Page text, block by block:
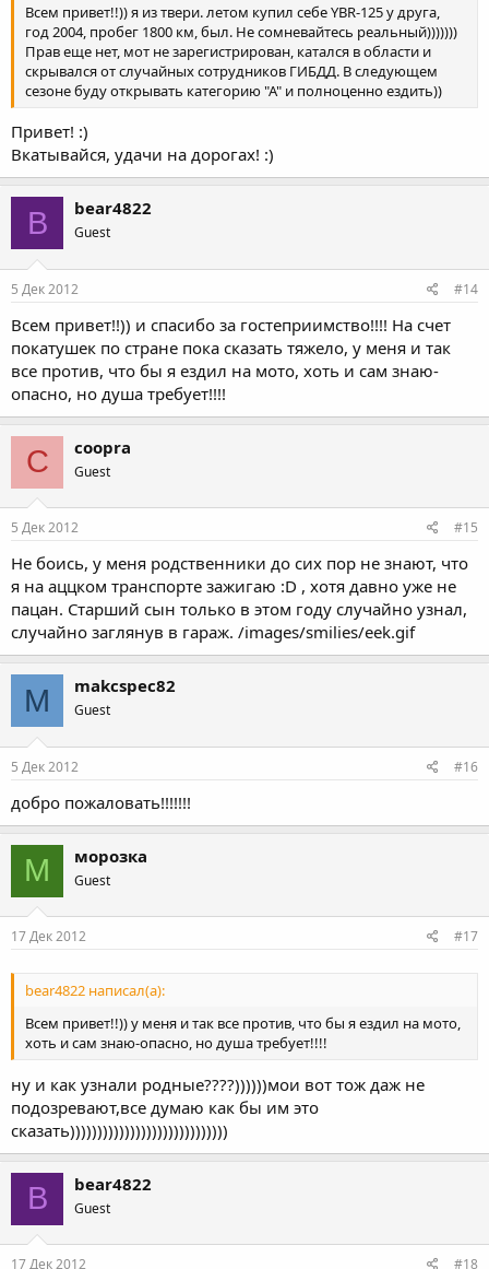
Всем привет!!)) я из твери. летом купил себе YBR-125 у друга,
год 2004, пробег 1800 км, был. Не сомневайтесь реальный)))))))
Прав еще нет, мот не зарегистрирован, катался в области и
скрывался от случайных сотрудников ГИБДД. В следующем
сезоне буду открывать категорию "А" и полноценно ездить))
Привет! :)
Вкатывайся, удачи на дорогах! :)
B bear4822
Guest
5 Дек 2012 #14
Всем привет!!)) и спасибо за гостеприимство!!!! На счет
покатушек по стране пока сказать тяжело, у меня и так
все против, что бы я ездил на мото, хоть и сам знаю-
опасно, но душа требует!!!!
C coopra
Guest
5 Дек 2012 #15
Не боись, у меня родственники до сих пор не знают, что
я на аццком транспорте зажигаю :D , хотя давно уже не
пацан. Старший сын только в этом году случайно узнал,
случайно заглянув в гараж. /images/smilies/eek.gif
M makcspec82
Guest
5 Дек 2012 #16
добро пожаловать!!!!!!!
М морозка
Guest
17 Дек 2012 #17
bear4822 написал(а):
Всем привет!!)) у меня и так все против, что бы я ездил на мото,
хоть и сам знаю-опасно, но душа требует!!!!
ну и как узнали родные????))))))мои вот тож даж не
подозревают,все думаю как бы им это
сказать)))))))))))))))))))))))))))))
B bear4822
Guest
17 Дек 2012 #18